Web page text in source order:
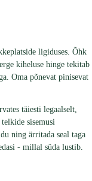
ligiduses. Õhk
kiheluse hinge tekitab
Oma põnevat pinisevat
täiesti legaalselt,
sisemusi
ning ärritada seal taga
- millal süda lustib.